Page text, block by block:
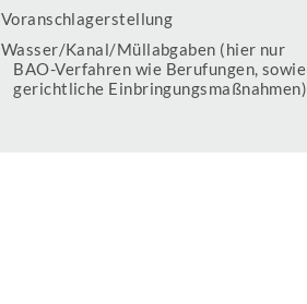
Voranschlagerstellung
Wasser/Kanal/Müllabgaben (hier nur
BAO-Verfahren wie Berufungen, sowie
gerichtliche Einbringungsmaßnahmen)